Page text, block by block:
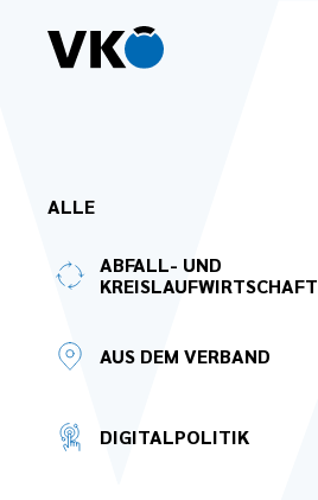
Zum Hauptinhalt springen
ALLE
ABFALL- UND
KREISLAUFWIRTSCHAFT
AUS DEM VERBAND
DIGITALPOLITIK